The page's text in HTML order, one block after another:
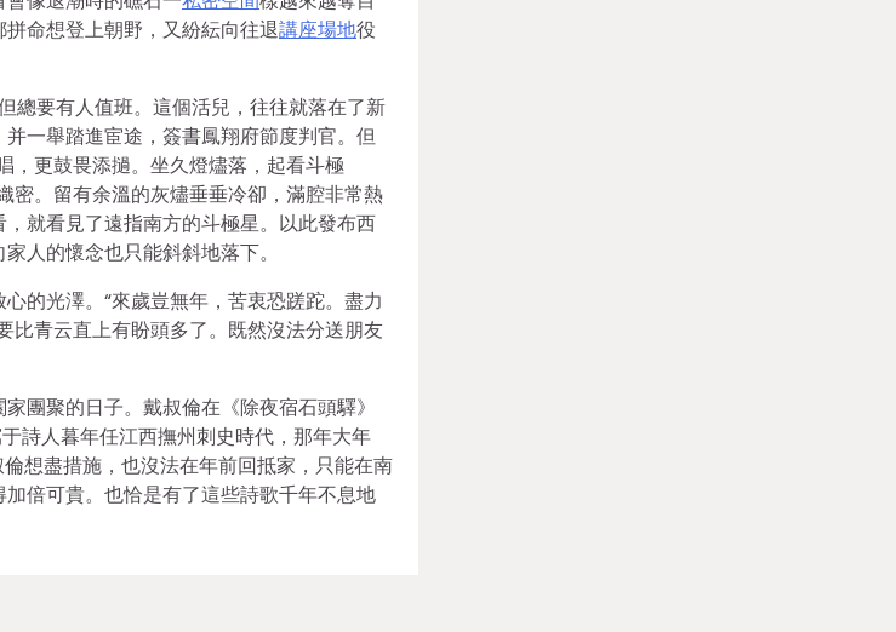
命想登上朝野，又紛紜向往退講座場地役
總要有人值班。這個活兒，往往就落在了新
一舉踏進宦途，簽書鳳翔府節度判官。但
，更鼓畏添撾。坐久燈燼落，起看斗極
密。留有余溫的灰燼垂垂冷卻，滿腔非常熱
就看見了遠指南方的斗極星。以此發布西
人的懷念也只能斜斜地落下。
的光澤。“來歲豈無年，苦衷恐蹉跎。盡力
比青云直上有盼頭多了。既然沒法分送朋友
團聚的日子。戴叔倫在《除夜宿石頭驛》
詩人暮年任江西撫州刺史時代，那年大年
想盡措施，也沒法在年前回抵家，只能在南
倍可貴。也恰是有了這些詩歌千年不息地